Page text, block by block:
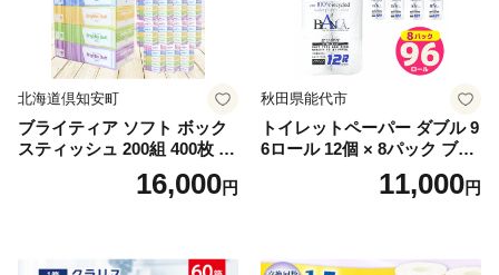
北海道倶知安町
ブライティア ソフト ボック
スティッシュ 200組 400枚 60
箱 日本製 まとめ買い ティッ
シュ リサイクル 長持 防災 常
倶知安町 日用品
16,000円
秋田県能代市
トイレットペーパー ダブル 9
6ロール 12個 × 8パック ブラ
ンカ 再生紙 100％ 芯あり 日
用品 消耗品 無香料 生活用品
11,000円